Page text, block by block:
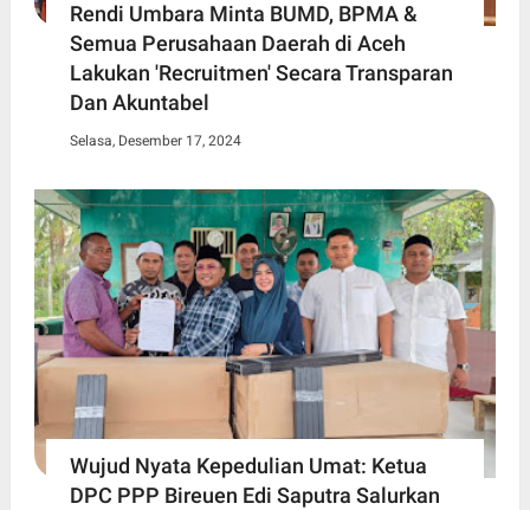
Rendi Umbara Minta BUMD, BPMA &
Semua Perusahaan Daerah di Aceh
Lakukan 'Recruitmen' Secara Transparan
Dan Akuntabel
Selasa, Desember 17, 2024
Wujud Nyata Kepedulian Umat: Ketua
DPC PPP Bireuen Edi Saputra Salurkan